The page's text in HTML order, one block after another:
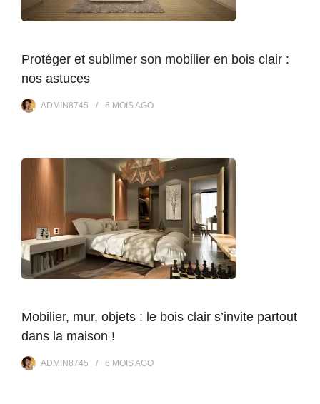
Protéger et sublimer son mobilier en bois clair :
nos astuces
ADMIN8745 6 MOISAGO
Mobilier, mur, objets : le bois clair s’invite partout
dans la maison !
ADMIN8745 6 MOISAGO